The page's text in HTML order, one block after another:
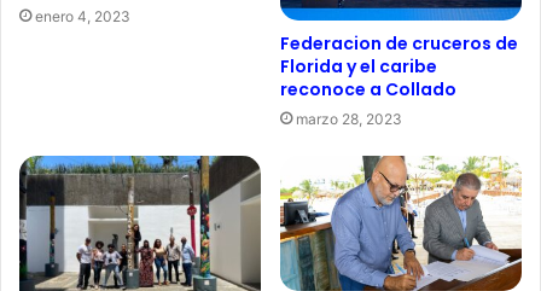
enero 4, 2023
Federacion de cruceros de
Florida y el caribe
reconoce a Collado
marzo 28, 2023